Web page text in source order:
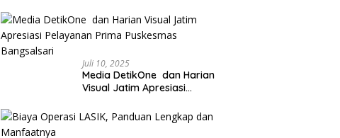
Juli 10, 2025
Media DetikOne dan Harian
Visual Jatim Apresiasi
Bangsalsari